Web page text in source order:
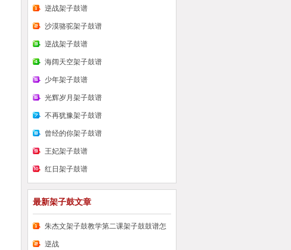
逆战架子鼓谱
沙漠骆驼架子鼓谱
逆战架子鼓谱
海阔天空架子鼓谱
少年架子鼓谱
光辉岁月架子鼓谱
不再犹豫架子鼓谱
曾经的你架子鼓谱
王妃架子鼓谱
红日架子鼓谱
最新架子鼓文章
朱杰文架子鼓教学第二课架子鼓鼓谱怎
么看认识鼓谱
逆战